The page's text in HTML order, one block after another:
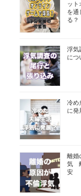
ット
を通
る？
浮気
につ
冷
に発
離婚
気
安